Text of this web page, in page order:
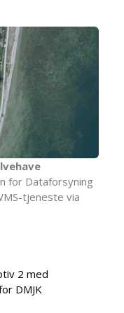
for Dataforsyning
tjeneste via
2 med
DMJK